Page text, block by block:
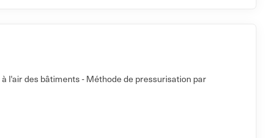
l'air des bâtiments - Méthode de pressurisation par